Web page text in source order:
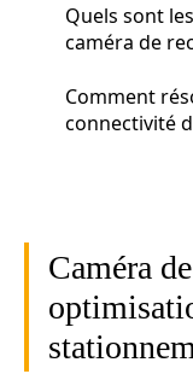
Quels sont
caméra de
Comment
connectivité
Caméra